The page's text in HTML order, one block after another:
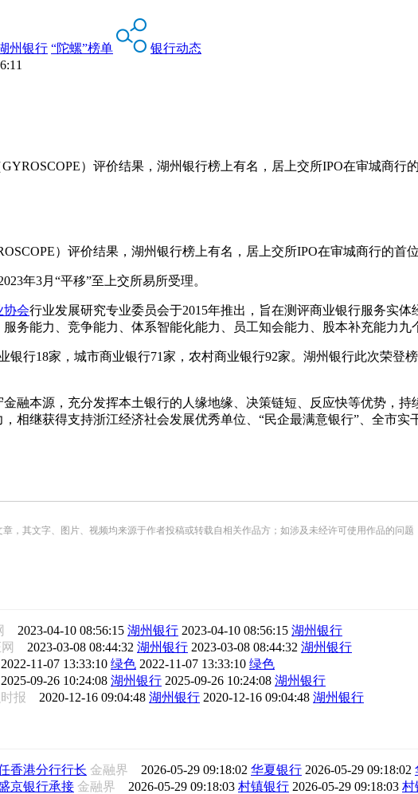
州银行 “陀螺”榜单
银行动态
）评价结果，湖州银行榜上有名，居上交所IPO在审城商行
）评价结果，湖州银行榜上有名，居上交所IPO在审城商行的首
年3月“平移”至上交所易所受理。
协会行业发展研究专业委员会于2015年推出，旨在测评商业银行服务实
务能力、竞争能力、体系智能化能力、员工知会能力、股本补充能力
银行18家，城市商业银行71家，农村商业银行92家。湖州银行此次荣登
融本源，充分发挥本土银行的人缘地缘、决策链短、反应快等优势，
相继获得支持浙江经济社会发展优秀单位、“民企最满意银行”、全市实
，其文字、图片、视频均来源于作者投稿或转载自相关作品方；如涉及未经许可使用作品的问题
2023-04-10 08:56:15 湖州银行 2023-04-10 08:56:15 湖州银行
网 2023-03-08 08:44:32 湖州银行 2023-03-08 08:44:32 湖州银行
2022-11-07 13:33:10 绿色 2022-11-07 13:33:10 绿色
2025-09-26 10:24:08 湖州银行 2025-09-26 10:24:08 湖州银行
时报 2020-12-16 09:04:48 湖州银行 2020-12-16 09:04:48 湖州银行
香港分行行长 金融界 2026-05-29 09:18:02 华夏银行 2026-05-29 09:18:02
京银行承接 金融界 2026-05-29 09:18:03 村镇银行 2026-05-29 09:18:03 村